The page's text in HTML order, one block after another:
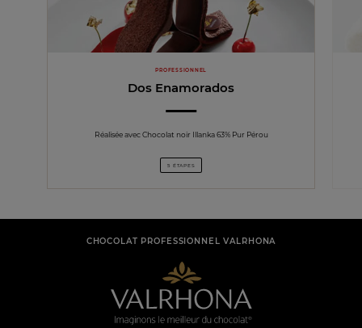
PROFESSIONNEL
Dos Enamorados
Réalisée avec Chocolat noir Illanka 63% Pur Pérou
5 ÉTAPES
CHOCOLAT PROFESSIONNEL VALRHONA